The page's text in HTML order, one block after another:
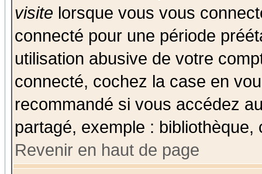
visite lorsque vous vous
connecté pour une période
utilisation abusive de votre
connecté, cochez la case en
recommandé si vous accédez
partagé, exemple :
Revenir en haut de page